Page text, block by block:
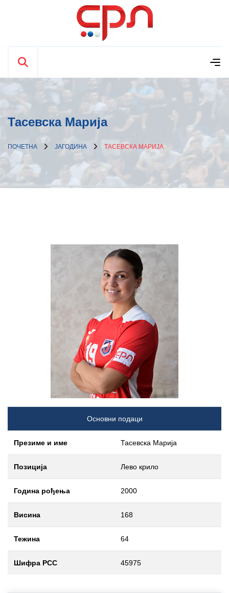
Тасевска Марија
ПОЧЕТНА ЈАГОДИНА ТАСЕВСКА МАРИЈА
Основни подаци
Презиме и име Тасевска Марија
Позиција Лево крило
Година рођења 2000
Висина 168
Тежина 64
Шифра РСС 45975